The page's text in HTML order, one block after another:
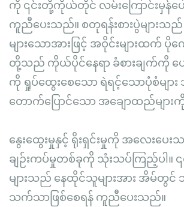
ကို ၎င်းတို့ကိုယ်တိုင် လမ်းကြောင်းမှန်ပ
ကူညီပေးသည်။ စတုရန်းစားပွဲများသည်
များသောအားဖြင့် အဝိုင်းများထက်
တို့သည် ကိုယ်ပိုင်နေရာ ခံစားချက်ကို ပ
ကို ရှုပ်ထွေးစေသော ရဲရင့်သောပုံစံမျ
တောက်ပြောင်သော အချောထည်များကို
နွေးထွေးမှုနှင့် ရိုးရှင်းမှုကို အလေးပေး
ချဉ်းကပ်မှုတစ်ခုကို သုံးသပ်ကြည့်ပါ။
များသည် နေထိုင်သူများအား အိမ်တွ
သက်သာဖြစ်စေရန် ကူညီပေးသည်။